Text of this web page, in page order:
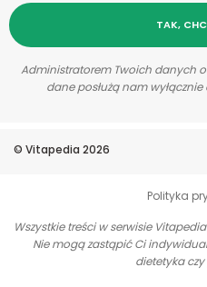
TAK,
Administratorem Twoich danych
dane posłużą nam
© Vitapedia 2026
Polityka
Wszystkie treści w serwisie
Nie mogą zastąpić Ci
dietetyka